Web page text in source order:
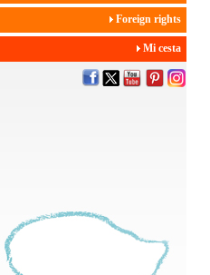
Foreign rights
Mi cesta